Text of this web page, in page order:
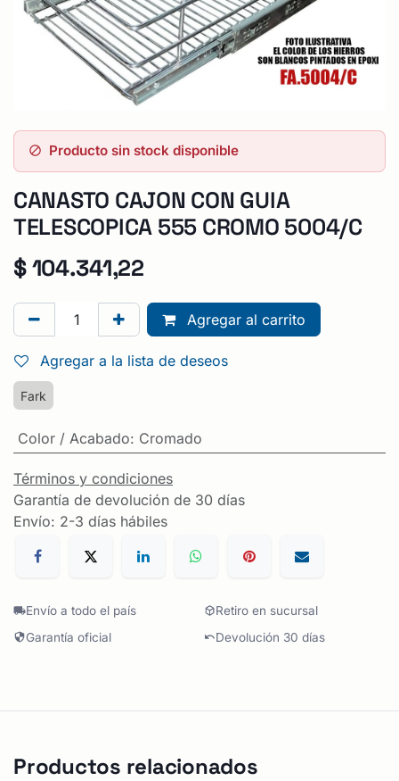
Producto sin stock disponible
CANASTO CAJON CON GUIA
TELESCOPICA 555 CROMO 5004/C
$104.341,22
Agregar al carrito
Agregar a la lista de deseos
Fark
Color / Acabado: Cromado
Términos y condiciones
Garantía de devolución de 30 días
Envío: 2-3 días hábiles
Envío a todo el país
Retiro en sucursal
Garantía oficial
Devolución 30 días
Productos relacionados